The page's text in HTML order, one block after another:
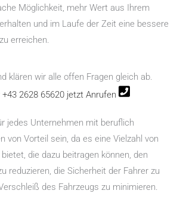
Möglichkeit, mehr Wert aus Ihrem
und im Laufe der Zeit eine bessere
erreichen.
klären wir alle offen Fragen gleich ab.
2628 65620 jetzt Anrufen
jedes Unternehmen mit beruflich
von Vorteil sein, da es eine Vielzahl von
die dazu beitragen können, den
reduzieren, die Sicherheit der Fahrer zu
des Fahrzeugs zu minimieren.